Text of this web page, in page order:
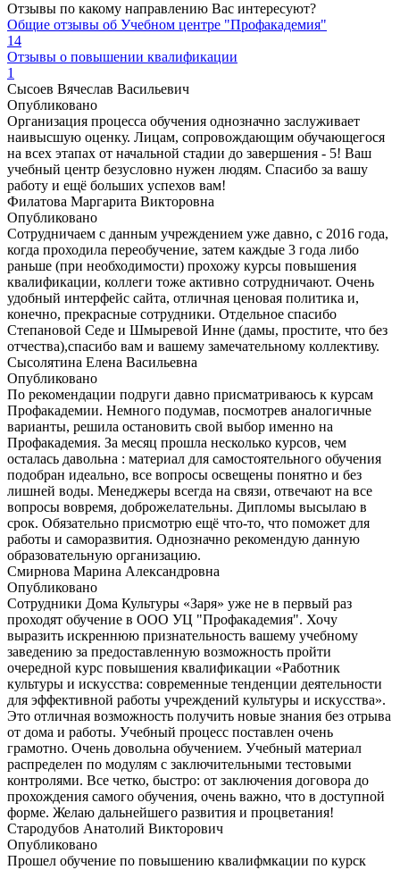
Отзывы по какому направлению Вас интересуют?
Общие отзывы об Учебном центре "Профакадемия"
14
Отзывы о повышении квалификации
1
Сысоев Вячеслав Васильевич
Опубликовано
Организация процесса обучения однозначно заслуживает
наивысшую оценку. Лицам, сопровождающим обучающегося
на всех этапах от начальной стадии до завершения - 5! Ваш
учебный центр безусловно нужен людям. Спасибо за вашу
работу и ещё больших успехов вам!
Филатова Маргарита Викторовна
Опубликовано
Сотрудничаем с данным учреждением уже давно, с 2016 года,
когда проходила переобучение, затем каждые 3 года либо
раньше (при необходимости) прохожу курсы повышения
квалификации, коллеги тоже активно сотрудничают. Очень
удобный интерфейс сайта, отличная ценовая политика и,
конечно, прекрасные сотрудники. Отдельное спасибо
Степановой Седе и Шмыревой Инне (дамы, простите, что без
отчества),спасибо вам и вашему замечательному коллективу.
Сысолятина Елена Васильевна
Опубликовано
По рекомендации подруги давно присматриваюсь к курсам
Профакадемии. Немного подумав, посмотрев аналогичные
варианты, решила остановить свой выбор именно на
Профакадемия. За месяц прошла несколько курсов, чем
осталась давольна : материал для самостоятельного обучения
подобран идеально, все вопросы освещены понятно и без
лишней воды. Менеджеры всегда на связи, отвечают на все
вопросы вовремя, доброжелательны. Дипломы высылаю в
срок. Обязательно присмотрю ещё что-то, что поможет для
работы и саморазвития. Однозначно рекомендую данную
образовательную организацию.
Смирнова Марина Александровна
Опубликовано
Сотрудники Дома Культуры «Заря» уже не в первый раз
проходят обучение в ООО УЦ "Профакадемия". Хочу
выразить искреннюю признательность вашему учебному
заведению за предоставленную возможность пройти
очередной курс повышения квалификации «Работник
культуры и искусства: современные тенденции деятельности
для эффективной работы учреждений культуры и искусства».
Это отличная возможность получить новые знания без отрыва
от дома и работы. Учебный процесс поставлен очень
грамотно. Очень довольна обучением. Учебный материал
распределен по модулям с заключительными тестовыми
контролями. Все четко, быстро: от заключения договора до
прохождения самого обучения, очень важно, что в доступной
форме. Желаю дальнейшего развития и процветания!
Стародубов Анатолий Викторович
Опубликовано
Прошел обучение по повышению квалифмкации по курск